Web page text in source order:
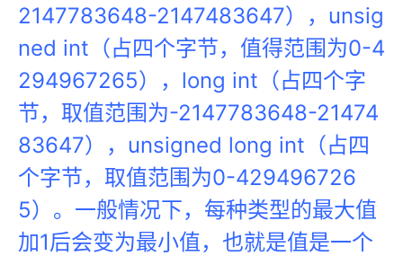
2147783648-2147483647），unsig
ned int（占四个字节，值得范围为0-4
294967265），long int（占四个字
节，取值范围为-2147783648-21474
83647），unsigned long int（占四
个字节，取值范围为0-429496726
5）。一般情况下，每种类型的最大值
加1后会变为最小值，也就是值是一个